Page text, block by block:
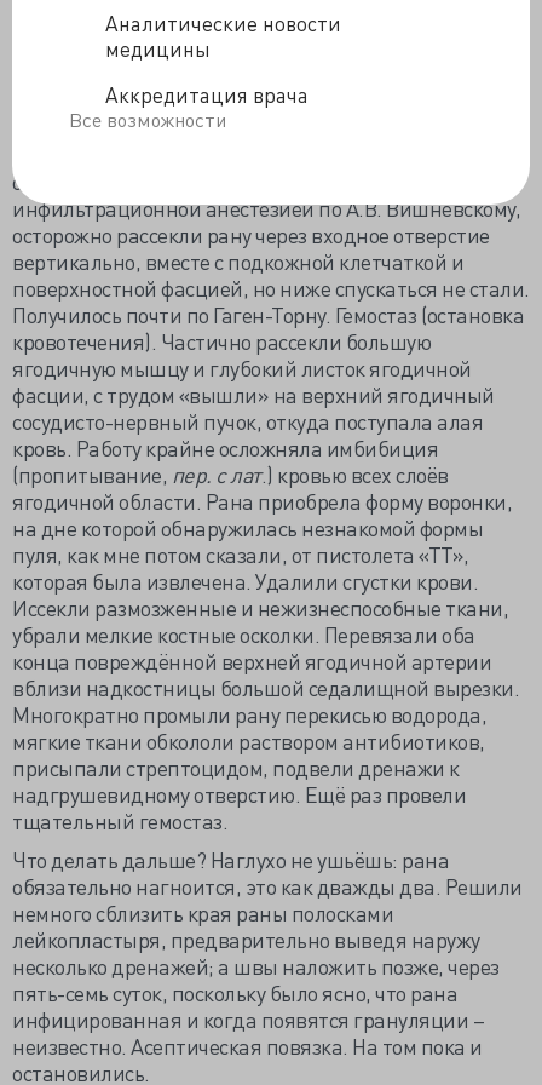
Аналитические новости
медицины
Аккредитация врача
Все возможности
раз «выковыривал» дробь из мягких тканей, когда
работал хирургом в деревне, но то была дробь, а не
пуля. Я мгновение подумал и мы начали то, что
называется первичной хирургической обработкой
огнестрельной раны.
операционное поле спиртом и йодом. Под местной
инфильтрационной анестезией по А.В. Вишневскому,
осторожно рассекли рану через входное отверстие
вертикально, вместе с подкожной клетчаткой и
поверхностной фасцией, но ниже спускаться не стали.
Получилось почти по Гаген-Торну. Гемостаз (остановка
кровотечения). Частично рассекли большую
ягодичную мышцу и глубокий листок ягодичной
фасции, с трудом «вышли» на верхний ягодичный
сосудисто-нервный пучок, откуда поступала алая
кровь. Работу крайне осложняла имбибиция
(пропитывание, пер. с лат.) кровью всех слоёв
ягодичной области. Рана приобрела форму воронки,
на дне которой обнаружилась незнакомой формы
пуля, как мне потом сказали, от пистолета «ТТ»,
которая была извлечена. Удалили сгустки крови.
Иссекли размозженные и нежизнеспособные ткани,
убрали мелкие костные осколки. Перевязали оба
конца повреждённой верхней ягодичной артерии
вблизи надкостницы большой седалищной вырезки.
Многократно промыли рану перекисью водорода,
мягкие ткани обкололи раствором антибиотиков,
присыпали стрептоцидом, подвели дренажи к
надгрушевидному отверстию. Ещё раз провели
тщательный гемостаз.
Что делать дальше? Наглухо не ушьёшь: рана
обязательно нагноится, это как дважды два. Решили
немного сблизить края раны полосками
лейкопластыря, предварительно выведя наружу
несколько дренажей; а швы наложить позже, через
пять-семь суток, поскольку было ясно, что рана
инфицированная и когда появятся грануляции –
неизвестно. Асептическая повязка. На том пока и
остановились.